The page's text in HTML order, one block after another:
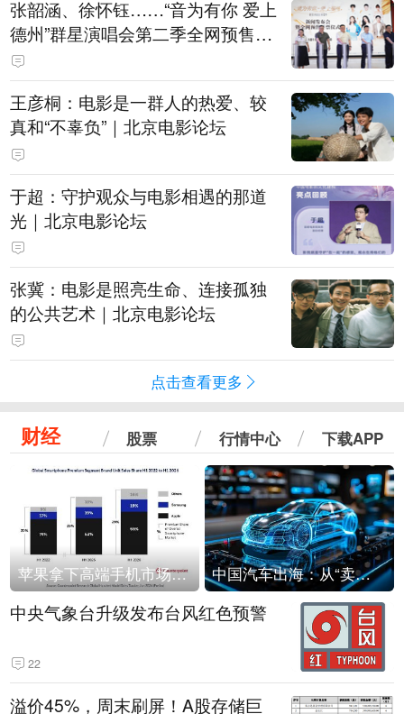
张韶涵、徐怀钰……“音为有你 爱上
德州”群星演唱会第二季全网预售开
票
王彦桐：电影是一群人的热爱、较
真和“不辜负”｜北京电影论坛
于超：守护观众与电影相遇的那道
光｜北京电影论坛
张冀：电影是照亮生命、连接孤独
的公共艺术｜北京电影论坛
点击查看更多
财经 股票 行情中心 下载APP
苹果拿下高端手机市场65%的份额：iPhone 17系列功不可没 中国汽车出海：从“卖出去”到“走进去”
中央气象台升级发布台风红色预警
22
溢价45%，周末刷屏！A股存储巨